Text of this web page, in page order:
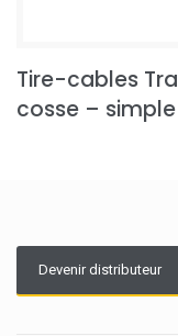
Tire-cables
cosse –
Devenir distributeur